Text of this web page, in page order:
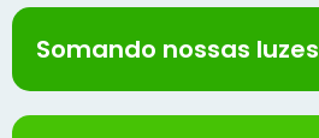
Somando nossas luzes